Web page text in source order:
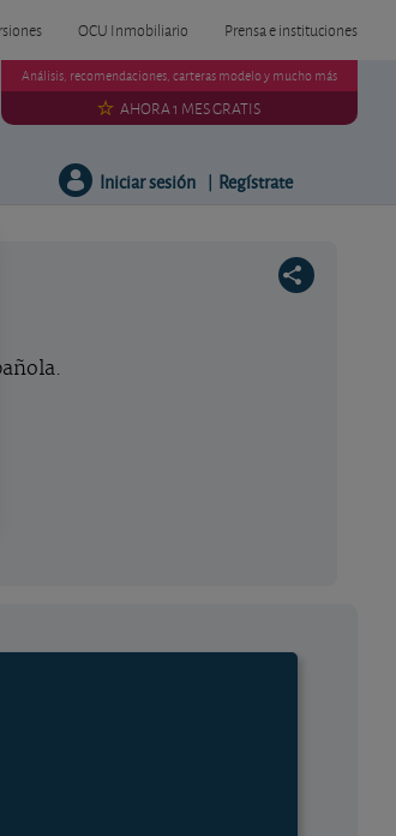
OCU Inmobiliario Prensa e instituciones
Análisis, recomendaciones, carteras modelo y mucho más
AHORA 1 MES GRATIS
Iniciar sesión | Regístrate